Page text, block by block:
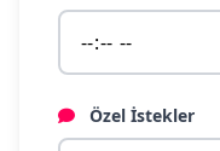
Özel İstekler